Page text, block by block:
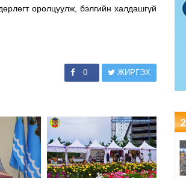
оролцуулж, бэлгийн халдашгүй
0 ЖИРГЭХ